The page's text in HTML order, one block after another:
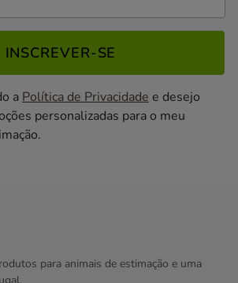
INSCREVER-SE
a Política de Privacidade e desejo
personalizadas para o meu
para animais de estimação e uma